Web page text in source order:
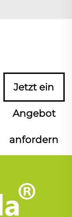
Jetzt ein
Angebot
anfordern